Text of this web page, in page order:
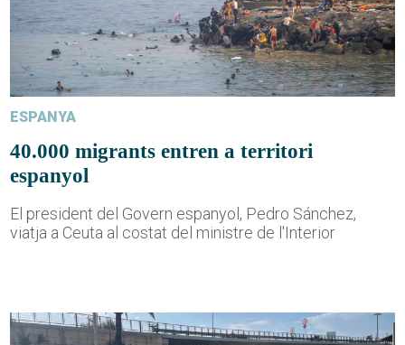
ESPANYA
40.000 migrants entren a territori
espanyol
El president del Govern espanyol, Pedro Sánchez,
viatja a Ceuta al costat del ministre de l'Interior